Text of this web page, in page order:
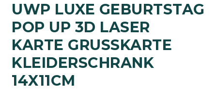
UWP LUXE GEBURTSTAG
POP UP 3D LASER
KARTE GRUSSKARTE K
LEIDERSCHRANK 1
4X11CM